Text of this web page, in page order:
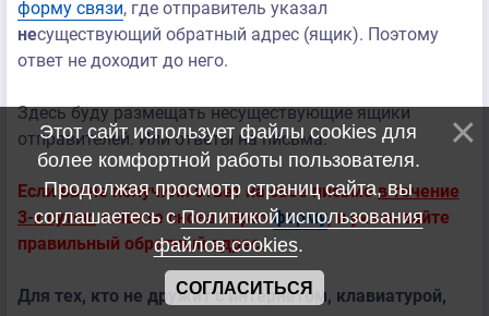
форму связи, где отправитель указал
несуществующий обратный адрес (ящик). Поэтому
ответ не доходит до него.
Здесь буду размещать несуществующие ящики
отправителей. Или ответы на письма.
Если вы не получили ответ на свое письмов течение
3-х суток, пишите снова черезформу, и указывайте
правильный обратный адрес.
Для тех, кто не дружит с интернетом, клавиатурой,
Этот сайт использует файлы cookies для
более комфортной работы пользователя.
Продолжая просмотр страниц сайта, вы
соглашаетесь сПолитикой использования
файлов cookies.
СОГЛАСИТЬСЯ